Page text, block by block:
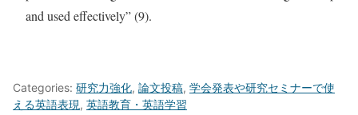
and used effectively” (9).
Categories: 研究力強化, 論文投稿, 学会発表や研究セミナーで使
える英語表現, 英語教育・英語学習